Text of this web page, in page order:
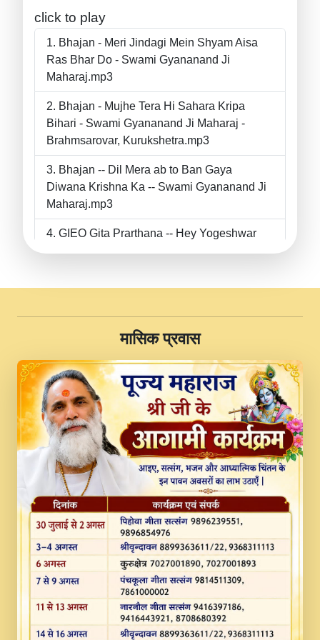
click to play
Bhajan - Meri Jindagi Mein Shyam Aisa
Ras Bhar Do - Swami Gyananand Ji
Maharaj.mp3
Bhajan - Mujhe Tera Hi Sahara Kripa
Bihari - Swami Gyananand Ji Maharaj -
Brahmsarovar, Kurukshetra.mp3
Bhajan -- Dil Mera ab to Ban Gaya
Diwana Krishna Ka -- Swami Gyananand Ji
Maharaj.mp3
GIEO Gita Prarthana -- Hey Yogeshwar
II Swami Gyananand Ji Maharaj.mp3
JINU SATGURU AAP BULAVE by Rasik
Pawan ji 20-11-19 Sankirtan At VEER JI
PRABHU KUTEER CHANNEL.mp3
Kina Sohna Tera Bhawan Sajaya Mata
Vaishno Devi Aarti Mata Rani Bhajan By
Lakhwinder Wadali Ji.mp3
MERE MANN VICH KANTH KALER
NEW PUNAJBI DEVOTIONAL SONG 2017
FULL VIDEO HD.mp3
Na To Roop Hai Bindu Ji Maharaj Pad - A
Divine Bhajan by Shri Indresh Ji
#BhaktiPath.mp3
Radha Rani Ki Kirpa Best Devotional
Song By Chitra Vichitra.mp3
​मासिक प्रवास